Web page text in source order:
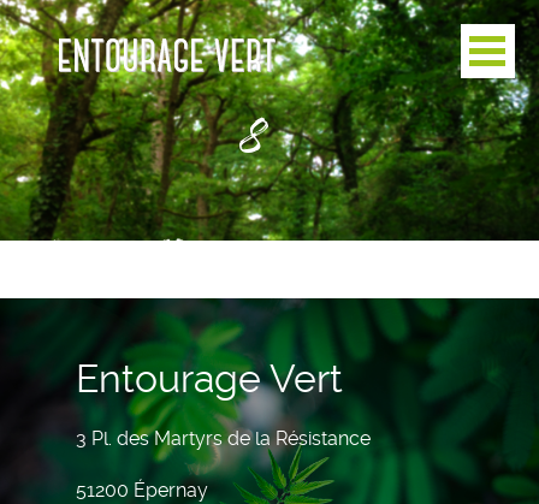
8
Entourage Vert
3 Pl. des Martyrs de la Résistance
51200 Épernay